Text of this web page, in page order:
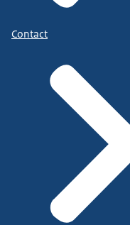
Contact